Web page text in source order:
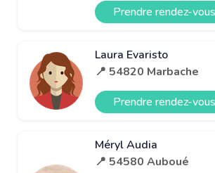
Prendre rendez-vous
Laura Evaristo
📍 54820 Marbache
Prendre rendez-vous
Méryl Audia
📍 54580 Auboué